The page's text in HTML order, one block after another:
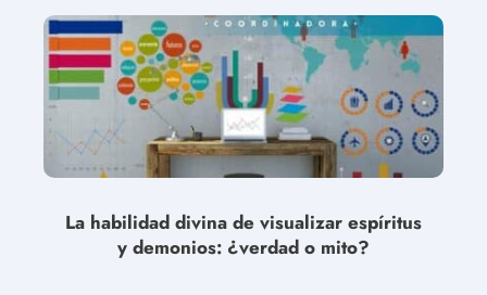
La habilidad divina de visualizar espíritus
y demonios: ¿verdad o mito?